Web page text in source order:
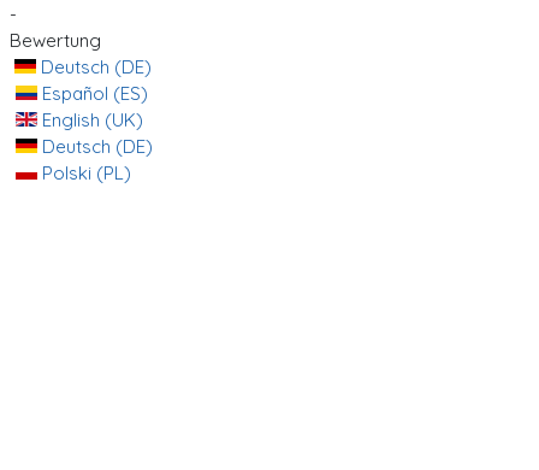
-
Bewertung
Deutsch (DE)
Español (ES)
English (UK)
Deutsch (DE)
Polski (PL)